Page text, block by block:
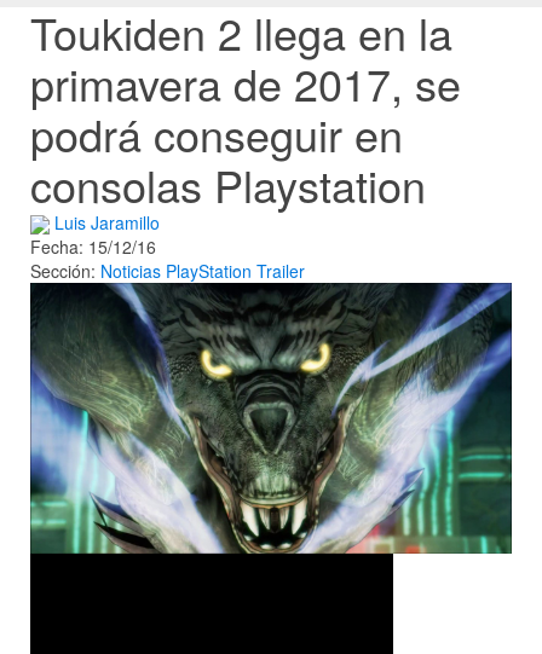
Toukiden 2 llega en la
primavera de 2017, se
podrá conseguir en
consolas Playstation
Luis Jaramillo
Fecha: 15/12/16
Sección: Noticias PlayStation Trailer